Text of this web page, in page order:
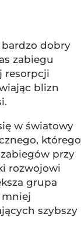
dobry
zabiegu
resorpcji
blizn
w światowy
którego
przy
rozwojowi
grupa
mniej
szybszy